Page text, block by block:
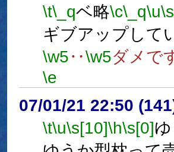
\t\_qベ略\c\_q\u
ギブアップして
\w5‥\w5ダメで
\e
07/01/21 22:50
\t\u\s[10]\h\s[0]